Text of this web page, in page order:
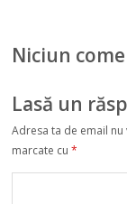
Niciun
Lasă un
Adresa ta de email
marcate cu*